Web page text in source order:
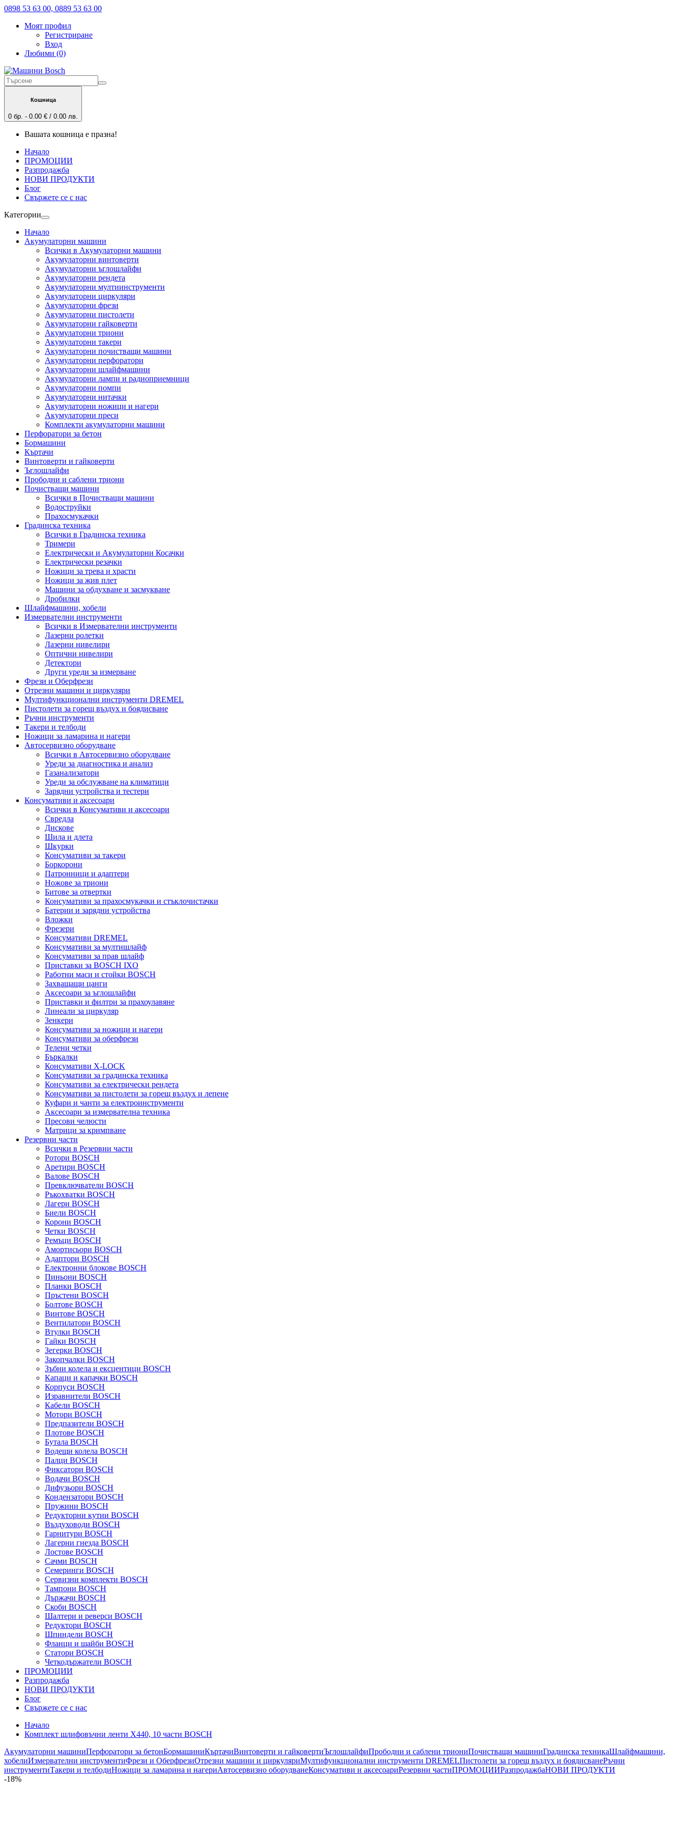
0898 53 63 00, 0889 53 63 00
Моят профил
Регистриране
Вход
Любими (0)
Кошница
0 бр. - 0.00 € / 0.00 лв.
Вашата кошница е празна!
Начало
ПРОМОЦИИ
Разпродажба
НОВИ ПРОДУКТИ
Блог
Свържете се с нас
Категории
Начало
Акумулаторни машини
Всички в Акумулаторни машини
Акумулаторни винтоверти
Акумулаторни ъглошлайфи
Акумулаторни рендета
Акумулаторни мултиинструменти
Акумулаторни циркуляри
Акумулаторни фрези
Акумулаторни пистолети
Акумулаторни гайковерти
Акумулаторни триони
Акумулаторни такери
Акумулаторни почистващи машини
Акумулаторни перфоратори
Акумулаторни шлайфмашини
Акумулаторни лампи и радиоприемници
Акумулаторни помпи
Акумулаторни нитачки
Акумулаторни ножици и нагери
Акумулаторни преси
Комплекти акумулаторни машини
Перфоратори за бетон
Бормашини
Къртачи
Винтоверти и гайковерти
Ъглошлайфи
Прободни и саблени триони
Почистващи машини
Всички в Почистващи машини
Водоструйки
Прахосмукачки
Градинска техника
Всички в Градинска техника
Тримери
Електрически и Акумулаторни Косачки
Електрически резачки
Ножици за трева и храсти
Ножици за жив плет
Машини за обдухване и засмукване
Дробилки
Шлайфмашини, хобели
Измервателни инструменти
Всички в Измервателни инструменти
Лазерни ролетки
Лазерни нивелири
Оптични нивелири
Детектори
Други уреди за измерване
Фрези и Оберфрези
Отрезни машини и циркуляри
Мултифункционални инструменти DREMEL
Пистолети за горещ въздух и боядисване
Ръчни инструменти
Такери и телбоди
Ножици за ламарина и нагери
Автосервизно оборудване
Всички в Автосервизно оборудване
Уреди за диагностика и анализ
Газанализатори
Уреди за обслужване на климатици
Зарядни устройства и тестери
Консумативи и аксесоари
Всички в Консумативи и аксесоари
Свредла
Дискове
Шила и длета
Шкурки
Консумативи за такери
Боркорони
Патронници и адаптери
Ножове за триони
Битове за отвертки
Консумативи за прахосмукачки и стъклочистачки
Батерии и зарядни устройства
Вложки
Фрезери
Консумативи DREMEL
Консумативи за мултишлайф
Консумативи за прав шлайф
Приставки за BOSCH IXO
Работни маси и стойки BOSCH
Захващащи цанги
Аксесоари за ъглошлайфи
Приставки и филтри за прахоулавяне
Линеали за циркуляр
Зенкери
Консумативи за ножици и нагери
Консумативи за оберфрези
Телени четки
Бъркалки
Консумативи X-LOCK
Консумативи за градинска техника
Консумативи за електрически рендета
Консумативи за пистолети за горещ въздух и лепене
Куфари и чанти за електроинструменти
Аксесоари за измервателна техника
Пресови челюсти
Матрици за кримпване
Резервни части
Всички в Резервни части
Ротори BOSCH
Аретири BOSCH
Валове BOSCH
Превключватели BOSCH
Ръкохватки BOSCH
Лагери BOSCH
Биели BOSCH
Корони BOSCH
Четки BOSCH
Ремъци BOSCH
Амортисьори BOSCH
Адаптори BOSCH
Електронни блокове BOSCH
Пиньони BOSCH
Планки BOSCH
Пръстени BOSCH
Болтове BOSCH
Винтове BOSCH
Вентилатори BOSCH
Втулки BOSCH
Гайки BOSCH
Зегерки BOSCH
Закопчалки BOSCH
Зъбни колела и ексцентици BOSCH
Капаци и капачки BOSCH
Корпуси BOSCH
Изравнители BOSCH
Кабели BOSCH
Мотори BOSCH
Предпазители BOSCH
Плотове BOSCH
Бутала BOSCH
Водещи колела BOSCH
Палци BOSCH
Фиксатори BOSCH
Водачи BOSCH
Дифузьори BOSCH
Кондензатори BOSCH
Пружини BOSCH
Редукторни кутии BOSCH
Въздуховоди BOSCH
Гарнитури BOSCH
Лагерни гнезда BOSCH
Лостове BOSCH
Сачми BOSCH
Семеринги BOSCH
Сервизни комплекти BOSCH
Тампони BOSCH
Държачи BOSCH
Скоби BOSCH
Шалтери и реверси BOSCH
Редуктори BOSCH
Шпиндели BOSCH
Фланци и шайби BOSCH
Статори BOSCH
Четкодържатели BOSCH
ПРОМОЦИИ
Разпродажба
НОВИ ПРОДУКТИ
Блог
Свържете се с нас
Начало
Комплект шлифовъчни ленти X440, 10 части BOSCH
Акумулаторни машиниПерфоратори за бетонБормашиниКъртачиВинтоверти и гайковертиЪглошлайфиПрободни и саблени триониПочистващи машиниГрадинска техникаШлайфмашини,
хобелиИзмервателни инструментиФрези и ОберфрезиОтрезни машини и циркуляриМултифункционални инструменти DREMELПистолети за горещ въздух и боядисванеРъчни
инструментиТакери и телбодиНожици за ламарина и нагериАвтосервизно оборудванеКонсумативи и аксесоариРезервни частиПРОМОЦИИРазпродажбаНОВИ ПРОДУКТИ
-18%